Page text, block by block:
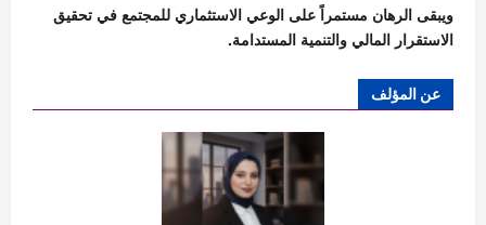
ويبقى الرهان مستمراً على الوعي الاستثماري للمجتمع في تحقيق
الاستقرار المالي والتنمية المستدامة.
عن المؤلف